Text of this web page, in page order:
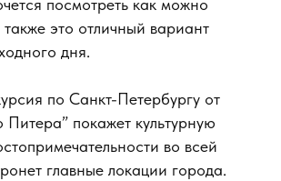
посмотреть как можно
это отличный вариант
дня.
по Санкт-Петербургу от
покажет культурную
во всей
главные локации города.